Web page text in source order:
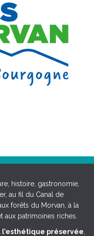
histoire, gastronomie,
au fil du Canal de
forêts du Morvan, à la
aux patrimoines riches.
préservée